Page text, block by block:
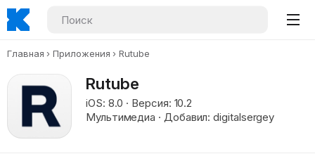
Главная Приложения Rutube
Rutube
iOS: 8.0 · Версия: 10.2
Мультимедиа · Добавил: digitalsergey